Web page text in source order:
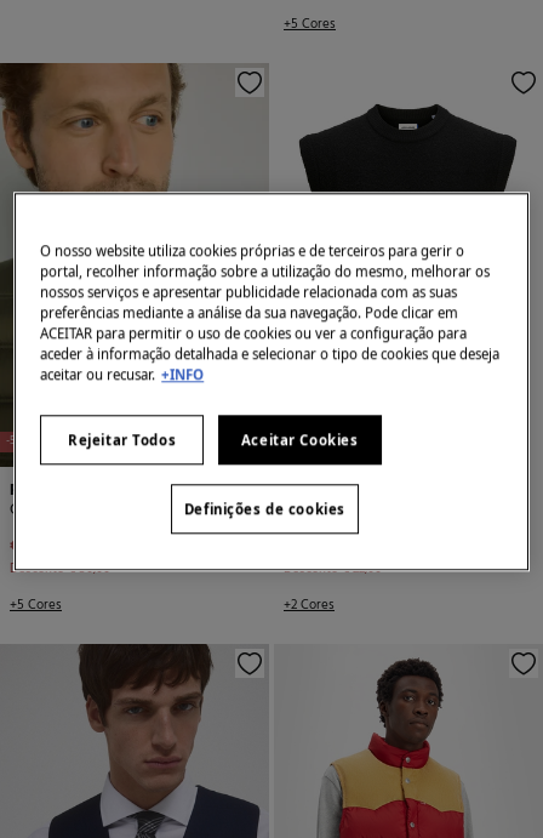
+5 Cores
-50% NEW
Pedro del Hierro
Colete acolchoado ultralight
€ 49,99
Desconto€ 50,00
+5 Cores
-63%
Jack & Jones
Desconto€ 22,00
+2 Cores
O nosso website utiliza cookies próprias e de terceiros para gerir o
portal, recolher informação sobre a utilização do mesmo, melhorar os
nossos serviços e apresentar publicidade relacionada com as suas
preferências mediante a análise da sua navegação. Pode clicar em
ACEITAR para permitir o uso de cookies ou ver a configuração para
aceder à informação detalhada e selecionar o tipo de cookies que deseja
aceitar ou recusar. +INFO
Rejeitar Todos Aceitar Cookies
Definições de cookies